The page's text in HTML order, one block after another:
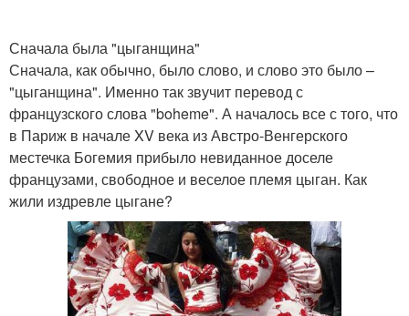
Сначала была "цыганщина"
Сначала, как обычно, было слово, и слово это было –
"цыганщина". Именно так звучит перевод с
французского слова "boheme". А началось все с того, что
в Париж в начале XV века из Австро-Венгерского
местечка Богемия прибыло невиданное доселе
французами, свободное и веселое племя цыган. Как
жили издревле цыгане?